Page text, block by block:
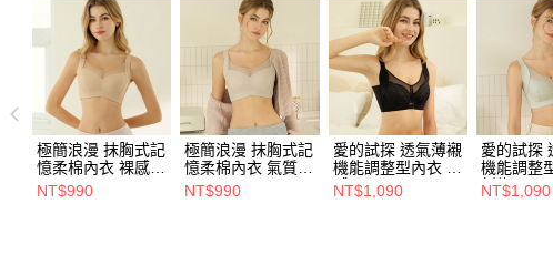
極簡浪漫 抹胸式記
憶柔棉內衣 裸感膚
(C-G)
NT$990
極簡浪漫 抹胸式記
憶柔棉內衣 氣質灰
(C-G)
NT$990
愛的試探 透氣薄襯
機能調整型內衣 性
感黑 (C-F)
NT$1,090
愛的試探
機能調整
新綠 (C-
NT$1,090